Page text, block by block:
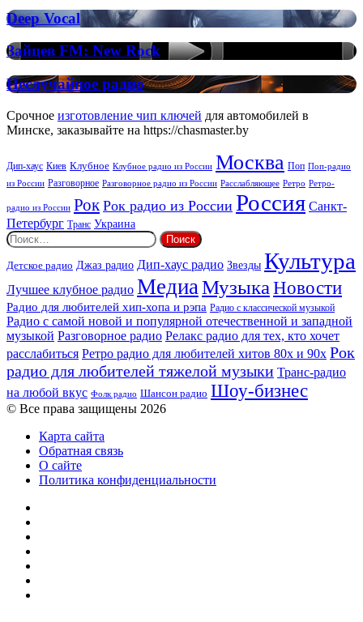
Deep
Vocal
House
Deep
Vocal
Deep Vocal
Зайцев
FM:
New
Rock
Зайцев FM: New Rock
Неслучайное
радио
Неслучайное радио
Срочное изготовление чип ключей для автомобилей в
Минске, заказывайте на https://chasmaster.by
Дип-хаус Киев Клубное Клубное радио из России Москва Поп Поп-радио
из России Разговорное Разговорное радио из России Расслабляющее Ретро Ретро-
радио из России Рок Рок радио из России Россия Санкт-
Петербург Транс Украина
Найти:
Детское радио Джаз радио Дип-хаус радио Звезды Культура
Лучшее клубное радио Медиа МузыкаНовости
Радио для любителей хип-хопа и рэпа Радио с классической музыкой
Радио с самой новой и популярной отечественной и западной
музыкой Разговорное радио Релакс радио для тех, кто хочет
расслабиться Ретро радио для любителей хитов 80х и 90х Рок
радио для любителей тяжелой музыки Транс-радио
на любой вкус Фолк радио Шансон радио Шоу-бизнес
© Все права защищены 2026
Карта сайта
Обратная связь
О сайте
Политика конфиденциальности